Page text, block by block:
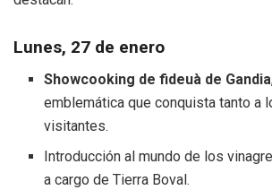
Lunes, 27 de enero
Showcooking de fideuà de Gandia
emblemática que conquista tanto a
visitantes.
Introducción al mundo de los
a cargo de Tierra Boval.